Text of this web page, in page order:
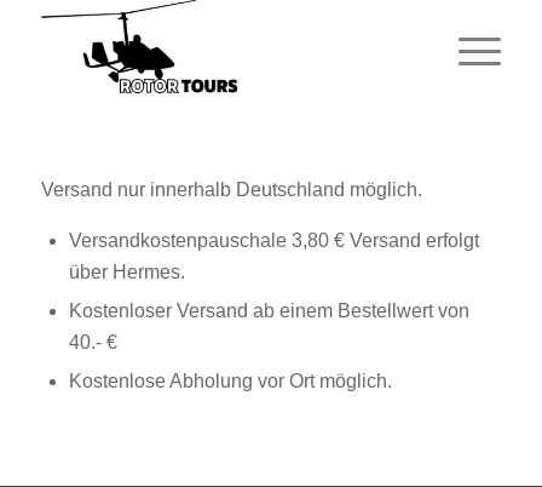
Versand nur innerhalb Deutschland möglich.
Versandkostenpauschale 3,80 € Versand erfolgt
über Hermes.
Kostenloser Versand ab einem Bestellwert von
40.- €
Kostenlose Abholung vor Ort möglich.